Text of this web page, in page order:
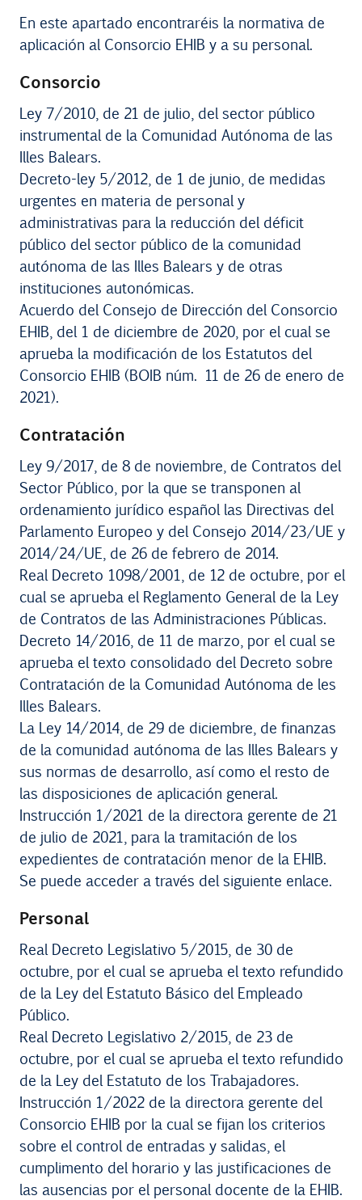
Contacto
Login
ES
En este apartado encontraréis la normativa de
aplicación al Consorcio EHIB y a su personal.
Consorcio
Ley 7/2010, de 21 de julio, del sector público
instrumental de la Comunidad Autónoma de las
Illes Balears.
Decreto-ley 5/2012, de 1 de junio, de medidas
urgentes en materia de personal y
administrativas para la reducción del déficit
público del sector público de la comunidad
autónoma de las Illes Balears y de otras
instituciones autonómicas.
Acuerdo del Consejo de Dirección del Consorcio
EHIB, del 1 de diciembre de 2020, por el cual se
aprueba la modificación de los Estatutos del
Consorcio EHIB (BOIB núm. 11 de 26 de enero de
2021).
Contratación
Ley 9/2017, de 8 de noviembre, de Contratos del
Sector Público, por la que se transponen al
ordenamiento jurídico español las Directivas del
Parlamento Europeo y del Consejo 2014/23/UE y
2014/24/UE, de 26 de febrero de 2014.
Real Decreto 1098/2001, de 12 de octubre, por el
cual se aprueba el Reglamento General de la Ley
de Contratos de las Administraciones Públicas.
Decreto 14/2016, de 11 de marzo, por el cual se
aprueba el texto consolidado del Decreto sobre
Contratación de la Comunidad Autónoma de les
Illes Balears.
La Ley 14/2014, de 29 de diciembre, de finanzas
de la comunidad autónoma de las Illes Balears y
sus normas de desarrollo, así como el resto de
las disposiciones de aplicación general.
Instrucción 1/2021 de la directora gerente de 21
de julio de 2021, para la tramitación de los
expedientes de contratación menor de la EHIB.
Se puede acceder a través del siguiente enlace.
Personal
Real Decreto Legislativo 5/2015, de 30 de
octubre, por el cual se aprueba el texto refundido
de la Ley del Estatuto Básico del Empleado
Público.
Real Decreto Legislativo 2/2015, de 23 de
octubre, por el cual se aprueba el texto refundido
de la Ley del Estatuto de los Trabajadores.
Instrucción 1/2022 de la directora gerente del
Consorcio EHIB por la cual se fijan los criterios
sobre el control de entradas y salidas, el
cumplimento del horario y las justificaciones de
las ausencias por el personal docente de la EHIB.